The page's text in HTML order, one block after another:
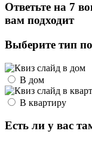
Ответьте на 7
вам подходит
Выберите тип
В дом
В квартиру
Есть ли у вас